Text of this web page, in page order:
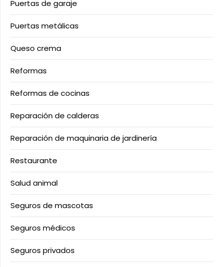
Puertas de garaje
Puertas metálicas
Queso crema
Reformas
Reformas de cocinas
Reparación de calderas
Reparación de maquinaria de jardinería
Restaurante
Salud animal
Seguros de mascotas
Seguros médicos
Seguros privados